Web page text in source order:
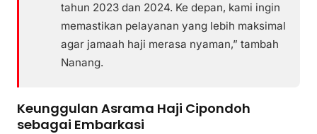
tahun 2023 dan 2024. Ke depan, kami ingin
memastikan pelayanan yang lebih maksimal
agar jamaah haji merasa nyaman,” tambah
Nanang.
Keunggulan Asrama Haji Cipondoh
sebagai Embarkasi